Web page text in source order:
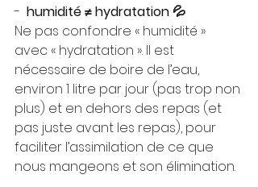
- humidité ≠ hydratation 💦
Ne pas confondre « humidité »
avec « hydratation ». Il est
nécessaire de boire de l’eau,
environ 1 litre par jour (pas trop non
plus) et en dehors des repas (et
pas juste avant les repas), pour
faciliter l’assimilation de ce que
nous mangeons et son élimination.